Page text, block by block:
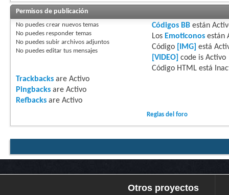
Permisos de publicación
No puedes crear nuevos temas
No puedes responder temas
No puedes subir archivos adjuntos
No puedes editar tus mensajes
Códigos BBestán
Los Emoticonosestán
Código
[IMG] está
[VIDEO] code is Activo
Código HTML está
Trackbacks are Activo
Pingbacks are Activo
Refbacks are Activo
Reglas del foro
Otros proyectos